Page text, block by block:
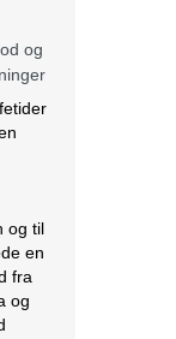
til
en
fra
og